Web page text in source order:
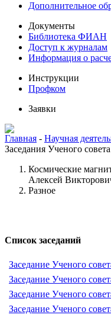
Дополнительное
Документы
Библиотека ФИАН
Доступ к журналам
Информация о
Инструкции
Профком
Заявки
Главная - Научная
Заседания Ученого
Космические
Алексей
Разное
Список заседаний
Заседание Ученого
Заседание Ученого
Заседание Ученого
Заседание Ученого